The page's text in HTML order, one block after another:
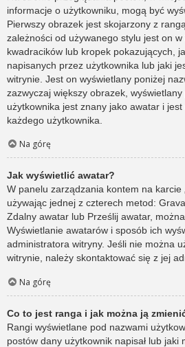
informacje o użytkowniku, mogą być
Pierwszy obrazek jest skojarzony z
zależności od używanego stylu jest on w
kwadracików lub kropek pokazujących,
napisanych przez użytkownika lub jaki
witrynie. Jest on wyświetlany poniżej
zazwyczaj większy obrazek,
użytkownika jest znany jako awatar i
każdego użytkownika.
Na górę
Jak wyświetlić awatar?
W panelu zarządzania kontem na karcie
używając jednej z czterech metod:
Zdalny awatar lub Prześlij awatar,
Wyświetlanie awatarów i sposób ich
administratora witryny. Jeśli nie można
witrynie, należy skontaktować się z jej
Na górę
Co to jest ranga i jak można ją
Rangi wyświetlane pod nazwami
postów dany użytkownik napisał lub jaki